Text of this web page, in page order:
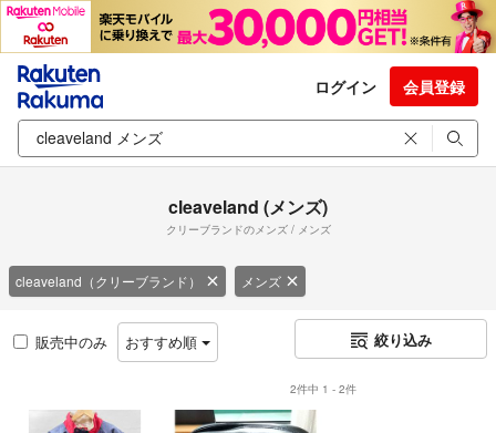
ログイン 会員登録
cleaveland (メンズ)
クリーブランドのメンズ / メンズ
cleaveland（クリーブランド） メンズ
販売中のみ おすすめ順 絞り込み
2件中 1 - 2件